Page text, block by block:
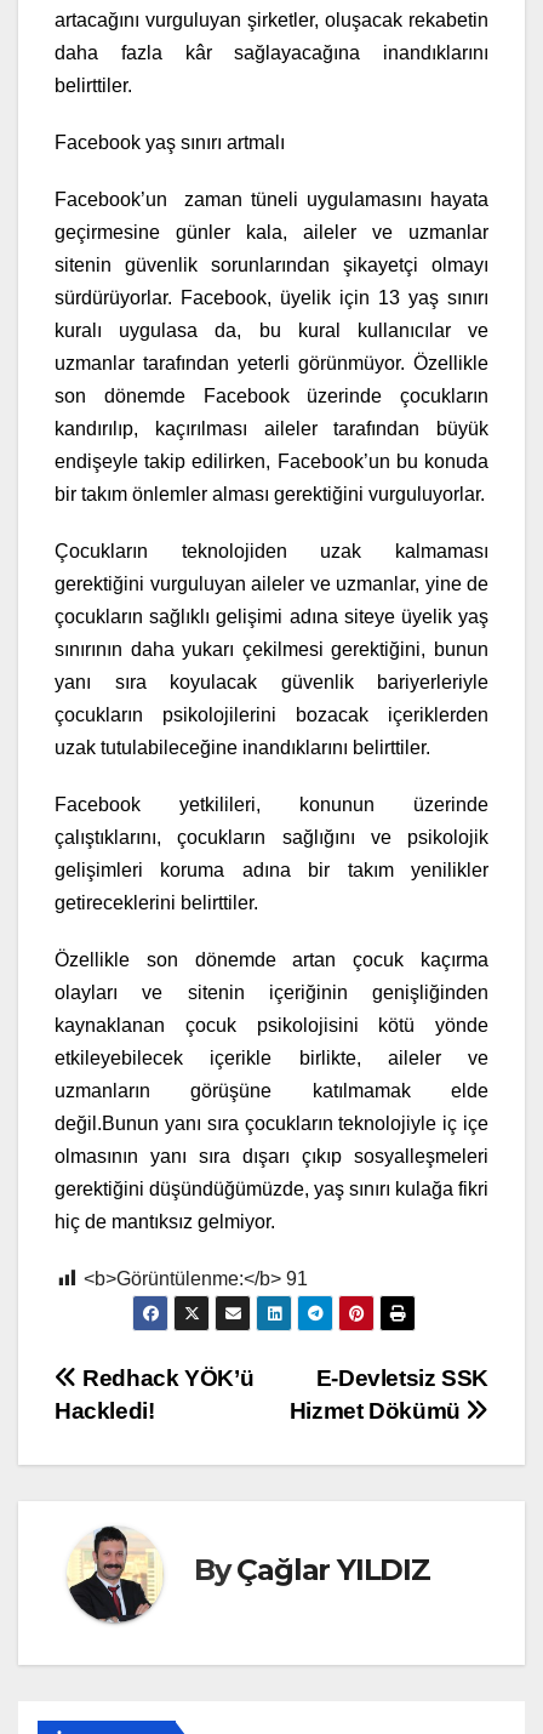
artacağını vurguluyan şirketler, oluşacak rekabetin
daha fazla kâr sağlayacağına inandıklarını
belirttiler.
Facebook yaş sınırı artmalı
Facebook’un zaman tüneli uygulamasını hayata
geçirmesine günler kala, aileler ve uzmanlar
sitenin güvenlik sorunlarından şikayetçi olmayı
sürdürüyorlar. Facebook, üyelik için 13 yaş sınırı
kuralı uygulasa da, bu kural kullanıcılar ve
uzmanlar tarafından yeterli görünmüyor. Özellikle
son dönemde Facebook üzerinde çocukların
kandırılıp, kaçırılması aileler tarafından büyük
endişeyle takip edilirken, Facebook’un bu konuda
bir takım önlemler alması gerektiğini vurguluyorlar.
Çocukların teknolojiden uzak kalmaması
gerektiğini vurguluyan aileler ve uzmanlar, yine de
çocukların sağlıklı gelişimi adına siteye üyelik yaş
sınırının daha yukarı çekilmesi gerektiğini, bunun
yanı sıra koyulacak güvenlik bariyerleriyle
çocukların psikolojilerini bozacak içeriklerden
uzak tutulabileceğine inandıklarını belirttiler.
Facebook yetkilileri, konunun üzerinde
çalıştıklarını, çocukların sağlığını ve psikolojik
gelişimleri koruma adına bir takım yenilikler
getireceklerini belirttiler.
Özellikle son dönemde artan çocuk kaçırma
olayları ve sitenin içeriğinin genişliğinden
kaynaklanan çocuk psikolojisini kötü yönde
etkileyebilecek içerikle birlikte, aileler ve
uzmanların görüşüne katılmamak elde
değil.Bunun yanı sıra çocukların teknolojiyle iç içe
olmasının yanı sıra dışarı çıkıp sosyalleşmeleri
gerektiğini düşündüğümüzde, yaş sınırı kulağa fikri
hiç de mantıksız gelmiyor.
<b>Görüntülenme:</b> 91
Yazı
E-Devletsiz SSK
Hizmet Dökümü
Redhack YÖK’ü
Hackledi!
ByÇağlar YILDIZ